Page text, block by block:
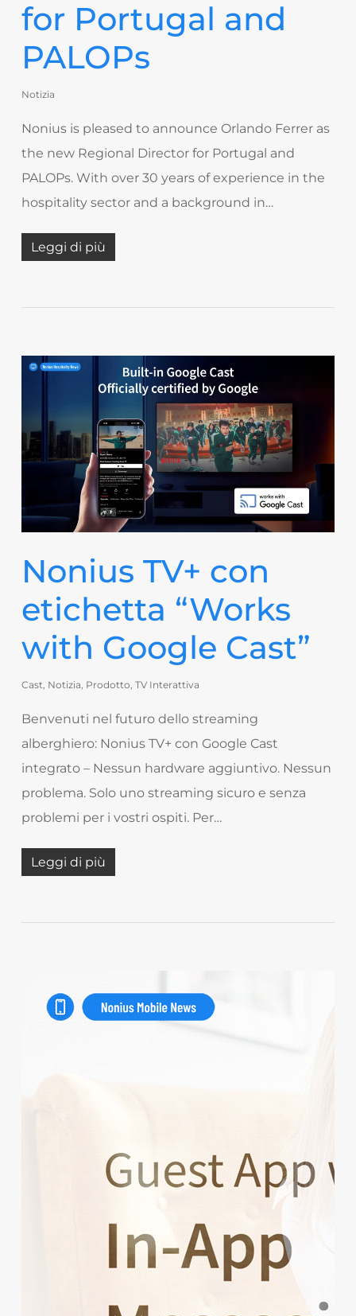
for Portugal and
PALOPs
Notizia
Nonius is pleased to announce Orlando Ferrer as
the new Regional Director for Portugal and
PALOPs. With over 30 years of experience in the
hospitality sector and a background in…
Leggi di più
Nonius TV+ con
etichetta “Works
with Google Cast”
Cast, Notizia, Prodotto, TV Interattiva
Benvenuti nel futuro dello streaming
alberghiero: Nonius TV+ con Google Cast
integrato – Nessun hardware aggiuntivo. Nessun
problema. Solo uno streaming sicuro e senza
problemi per i vostri ospiti. Per…
Leggi di più